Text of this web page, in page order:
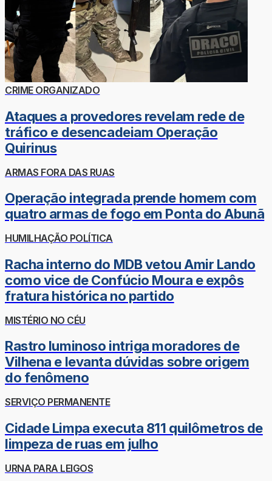
CRIME ORGANIZADO
Ataques a provedores revelam rede de
tráfico e desencadeiam Operação
Quirinus
ARMAS FORA DAS RUAS
Operação integrada prende homem com
quatro armas de fogo em Ponta do Abunã
HUMILHAÇÃO POLÍTICA
Racha interno do MDB vetou Amir Lando
como vice de Confúcio Moura e expôs
fratura histórica no partido
MISTÉRIO NO CÉU
Rastro luminoso intriga moradores de
Vilhena e levanta dúvidas sobre origem
do fenômeno
SERVIÇO PERMANENTE
Cidade Limpa executa 811 quilômetros de
limpeza de ruas em julho
URNA PARA LEIGOS